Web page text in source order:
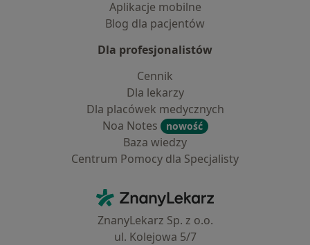
Aplikacje mobilne
Blog dla pacjentów
Dla profesjonalistów
Cennik
Dla lekarzy
Dla placówek medycznych
Noa Notes
nowość
Baza wiedzy
Centrum Pomocy dla Specjalisty
ZnanyLekarz - Strona główna
ZnanyLekarz Sp. z o.o.
ul. Kolejowa 5/7